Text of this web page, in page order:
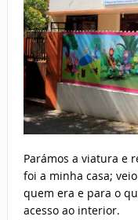
Parámos a viatura e
foi a minha casa;
quem era e para o
acesso ao interior.